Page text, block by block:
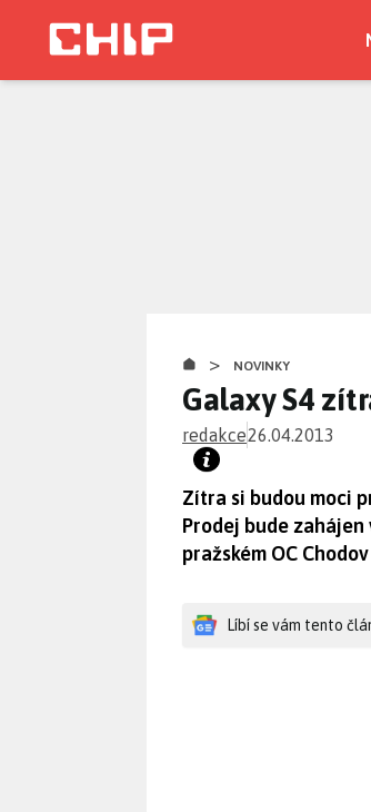
> NOVINKY
Galaxy S4
redakce26.04.2013
Zítra si budou moci
Prodej bude
pražském OC
Líbí se vám tento